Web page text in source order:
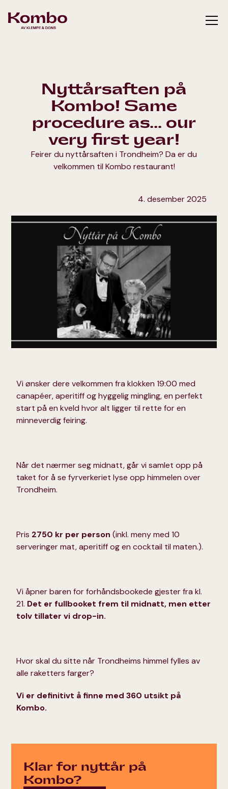
Nyttårsaften på
Kombo! Same
procedure as… our
very first year!
Feirer du nyttårsaften i Trondheim? Da er du
velkommen til Kombo restaurant!
4. desember 2025
Vi ønsker dere velkommen fra klokken 19:00 med
canapéer, aperitiff og hyggelig mingling, en perfekt
start på en kveld hvor alt ligger til rette for en
minneverdig feiring.
Når det nærmer seg midnatt, går vi samlet opp på
taket for å se fyrverkeriet lyse opp himmelen over
Trondheim.
Pris 2750 kr per person (inkl. meny med 10
serveringer mat, aperitiff og en cocktail til maten.).
Vi åpner baren for forhåndsbookede gjester fra kl.
21. Det er fullbooket frem til midnatt, men etter
tolv tillater vi drop-in.
Hvor skal du sitte når Trondheims himmel fylles av
alle raketters farger?
Vi er definitivt å finne med 360 utsikt på
Kombo.
Klar for nyttår på
Kombo?